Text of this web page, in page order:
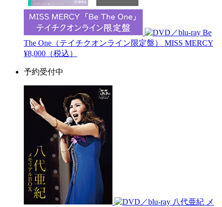
Be
The One（テイチクオンライン限定盤） MISS MERCY
¥8,000（税込）
予約受付中
八代亜紀 メ